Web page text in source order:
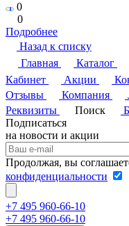
0
0
Подробнее
Назад к списку
Главная
Каталог
Кабинет
Акции
Отзывы
Компания
Реквизиты
Поиск
Подписаться
на новости и акции
Продолжая, вы
конфиденциальности
+7 495 960-66-10
+7 495 960-66-10